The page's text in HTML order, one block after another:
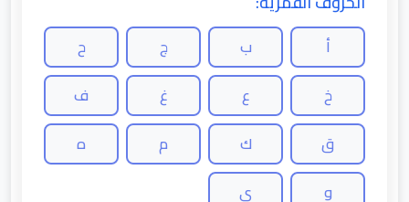
أ ب ج
ح
خ
ع غ
ف
ق
ك م
ه
و
ي